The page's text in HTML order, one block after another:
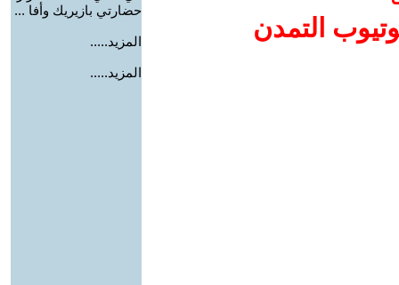
التمدن
حضارتي بازيريك وأفا ...
المزيد.....
المزيد.....